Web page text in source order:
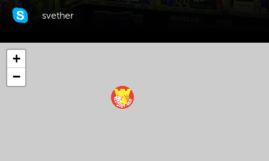
svether
+
−